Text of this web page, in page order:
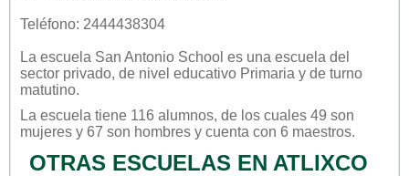
Teléfono: 2444438304
La escuela San Antonio School es una escuela del
sector privado, de nivel educativo Primaria y de turno
matutino.
La escuela tiene 116 alumnos, de los cuales 49 son
mujeres y 67 son hombres y cuenta con 6 maestros.
OTRAS ESCUELAS EN ATLIXCO